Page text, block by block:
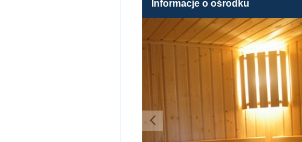
Informacje o ośrodku